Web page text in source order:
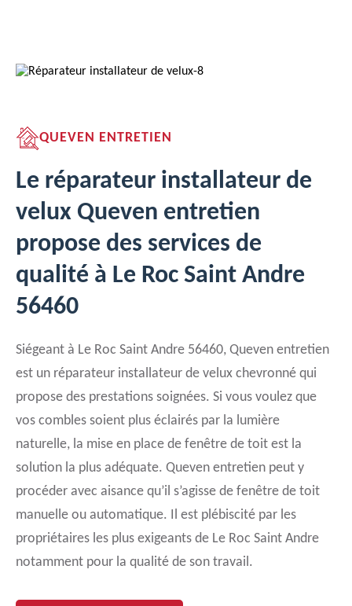
QUEVEN ENTRETIEN
Le réparateur installateur de
velux Queven entretien
propose des services de
qualité à Le Roc Saint Andre
56460
Siégeant à Le Roc Saint Andre 56460, Queven entretien
est un réparateur installateur de velux chevronné qui
propose des prestations soignées. Si vous voulez que
vos combles soient plus éclairés par la lumière
naturelle, la mise en place de fenêtre de toit est la
solution la plus adéquate. Queven entretien peut y
procéder avec aisance qu’il s’agisse de fenêtre de toit
manuelle ou automatique. Il est plébiscité par les
propriétaires les plus exigeants de Le Roc Saint Andre
notamment pour la qualité de son travail.